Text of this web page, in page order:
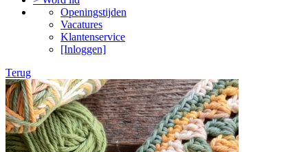
Openingstijden
Vacatures
Klantenservice
[Inloggen]
Terug